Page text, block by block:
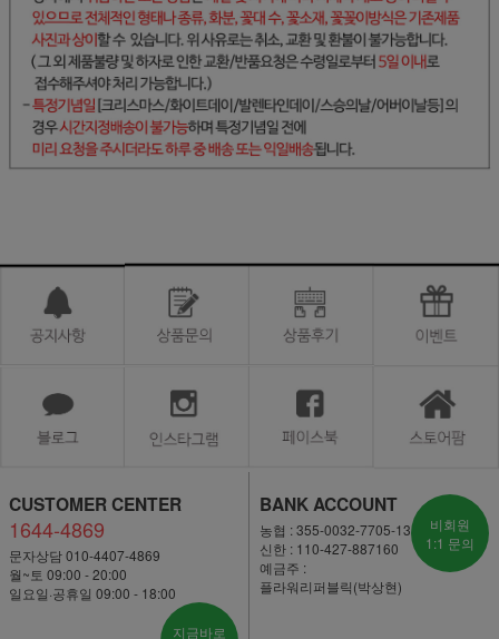
CUSTOMER CENTER
1644-4869
문자상담 010-4407-4869
월~토 09:00 - 20:00
일요일·공휴일 09:00 - 18:00
지금바로
BANK ACCOUNT
농협 : 355-0032-7705-13
신한 : 110-427-887160
예금주 :
플라워리퍼블릭(박상현)
비회원
1:1 문의